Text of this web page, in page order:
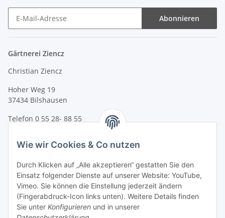
Abonnieren
Gärtnerei Ziencz
Christian Ziencz
Hoher Weg 19
37434 Bilshausen
Telefon 0 55 28- 88 55
Zur Anfahrt mit Google Maps
Wie wir Cookies & Co nutzen
Durch Klicken auf „Alle akzeptieren“ gestatten Sie den
Einsatz folgender Dienste auf unserer Website: YouTube,
Vimeo. Sie können die Einstellung jederzeit ändern
(Fingerabdruck-Icon links unten). Weitere Details finden
Sie unter Konfigurieren und in unserer